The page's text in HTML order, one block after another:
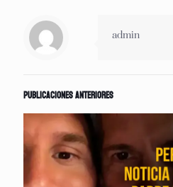
admin
Publicaciones anteriores